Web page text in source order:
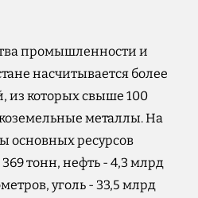
промышленности и
насчитывается более
из которых свыше 100
металлы. На
основных ресурсов
369 тонн, нефть - 4,3 млрд
уголь - 33,5 млрд